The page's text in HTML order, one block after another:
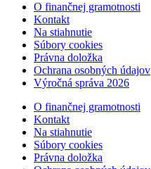
O finančnej gramotnosti
Kontakt
Na stiahnutie
Súbory cookies
Právna doložka
Ochrana osobných údajov
Výročná správa 2026
O finančnej gramotnosti
Kontakt
Na stiahnutie
Súbory cookies
Právna doložka